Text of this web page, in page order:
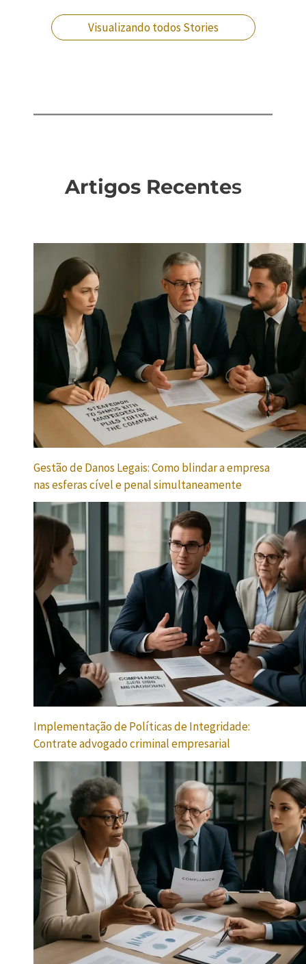
Visualizando todos Stories
Artigos Recentes
Gestão de Danos Legais: Como blindar a empresa
nas esferas cível e penal simultaneamente
Implementação de Políticas de Integridade:
Contrate advogado criminal empresarial